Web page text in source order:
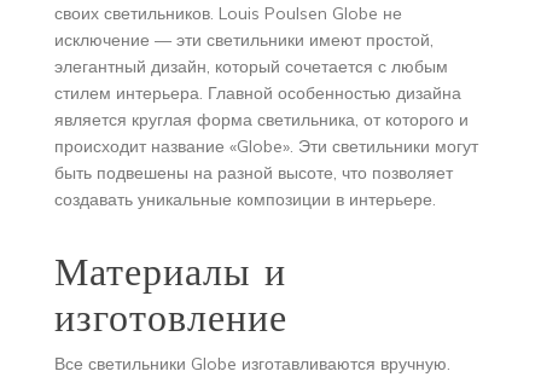
своих светильников. Louis Poulsen Globe не
исключение — эти светильники имеют простой,
элегантный дизайн, который сочетается с любым
стилем интерьера. Главной особенностью дизайна
является круглая форма светильника, от которого и
происходит название «Globe». Эти светильники могут
быть подвешены на разной высоте, что позволяет
создавать уникальные композиции в интерьере.
Материалы и
изготовление
Все светильники Globe изготавливаются вручную.